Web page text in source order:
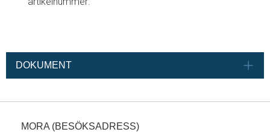
DOKUMENT
MORA (BESÖKSADRESS)